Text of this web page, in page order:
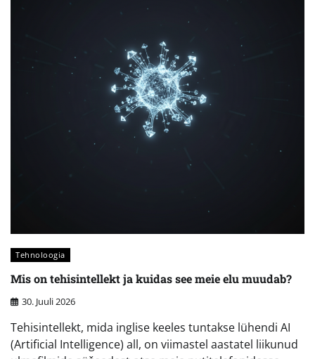
Tehnoloogia
Mis on tehisintellekt ja kuidas see meie elu muudab?
30. Juuli 2026
Tehisintellekt, mida inglise keeles tuntakse lühendi AI
(Artificial Intelligence) all, on viimastel aastatel liikunud